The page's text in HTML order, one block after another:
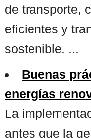
de transporte,
eficientes y
sostenible. ...
Buenas
energías
La
antes que la